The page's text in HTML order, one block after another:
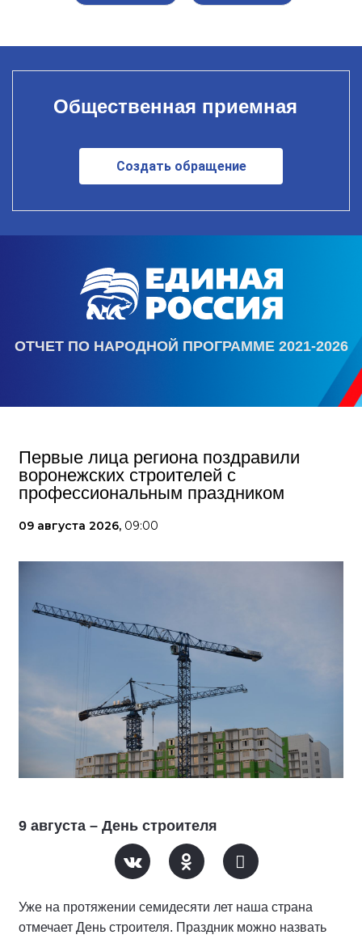
Общественная приемная
Создать обращение
ОТЧЕТ ПО НАРОДНОЙ ПРОГРАММЕ 2021-2026
Первые лица региона поздравили
воронежских строителей с
профессиональным праздником
09 августа 2026, 09:00
9 августа – День строителя
Уже на протяжении семидесяти лет наша страна
отмечает День строителя. Праздник можно назвать